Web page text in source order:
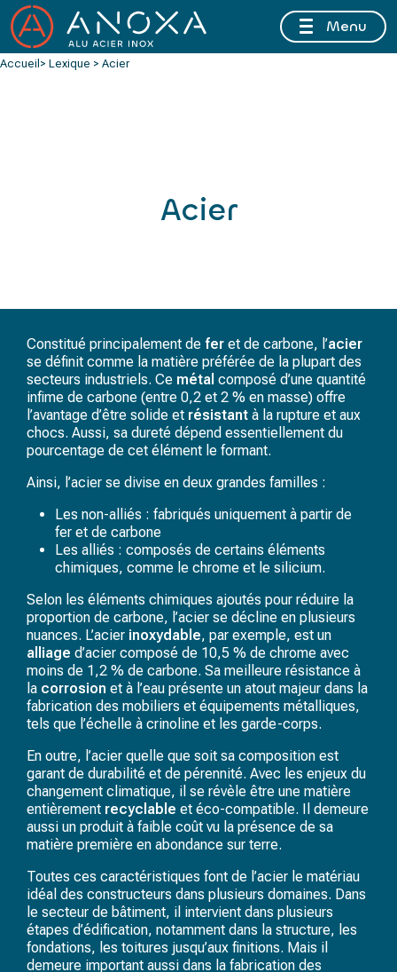
FERMETURE ESTIVALE DU 10 AU 16 AOÛT 2026 INCLUSMenu
Accueil > Lexique > Acier
Acier
Constitué principalement de fer et de carbone, l’acier
se définit comme la matière préférée de la plupart des
secteurs industriels. Ce métal composé d’une quantité
infime de carbone (entre 0,2 et 2 % en masse) offre
l’avantage d’être solide et résistant à la rupture et aux
chocs. Aussi, sa dureté dépend essentiellement du
pourcentage de cet élément le formant.
Ainsi, l’acier se divise en deux grandes familles :
Les non-alliés : fabriqués uniquement à partir de
fer et de carbone
Les alliés : composés de certains éléments
chimiques, comme le chrome et le silicium.
Selon les éléments chimiques ajoutés pour réduire la
proportion de carbone, l’acier se décline en plusieurs
nuances. L’acier inoxydable, par exemple, est un
alliage d’acier composé de 10,5 % de chrome avec
moins de 1,2 % de carbone. Sa meilleure résistance à
la corrosion et à l’eau présente un atout majeur dans la
fabrication des mobiliers et équipements métalliques,
tels que l’échelle à crinoline et les garde-corps.
En outre, l’acier quelle que soit sa composition est
garant de durabilité et de pérennité. Avec les enjeux du
changement climatique, il se révèle être une matière
entièrement recyclable et éco-compatible. Il demeure
aussi un produit à faible coût vu la présence de sa
matière première en abondance sur terre.
Toutes ces caractéristiques font de l’acier le matériau
idéal des constructeurs dans plusieurs domaines. Dans
le secteur de bâtiment, il intervient dans plusieurs
étapes d’édification, notamment dans la structure, les
fondations, les toitures jusqu’aux finitions. Mais il
demeure important aussi dans la fabrication des